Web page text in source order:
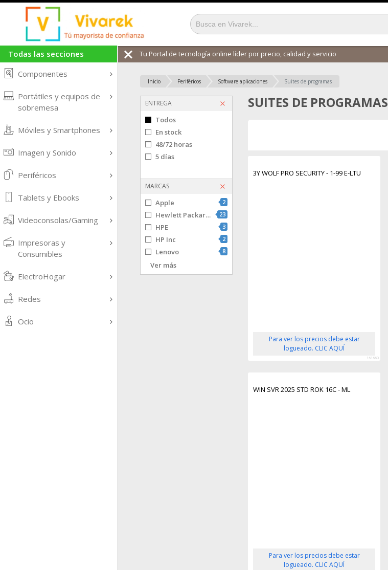
Todas las secciones
Componentes
Portátiles y equipos de
sobremesa
Móviles y Smartphones
Imagen y Sonido
Periféricos
Tablets y Ebooks
Videoconsolas/Gaming
Impresoras y
Consumibles
ElectroHogar
Redes
Ocio
Tu Portal de tecnología online líder por precio, calidad y servicio
Inicio Periféricos Software aplicaciones Suites de programas
ENTREGA
Todos
En stock
48/72 horas
5 días
MARCAS
Apple 2
Hewlett Packard Ente 23
HPE 3
HP Inc 2
Lenovo 8
Microsoft
Panda 4
Ver más
SUITES DE PROGRAMAS
3Y WOLF PRO SECURITY - 1-99 E-LTU
Para ver los precios debe estar
logueado. CLIC AQUÍ
161660
WIN SVR 2025 STD ROK 16C - ML
Para ver los precios debe estar
logueado. CLIC AQUÍ